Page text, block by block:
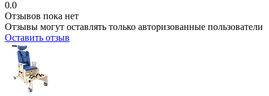
0.0
Отзывов пока нет
Отзывы могут оставлять только авторизованные пользователи
Оставить отзыв